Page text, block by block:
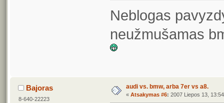
Neblogas
neužmušamas
Bajoras
8-640-22223
audi vs. bmw, arba 7er vs a8.
« Atsakymas #6: 2007 Liepos 13,